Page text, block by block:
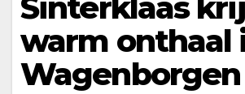
Sinterklaas
warm onthaal
Wagenborgen